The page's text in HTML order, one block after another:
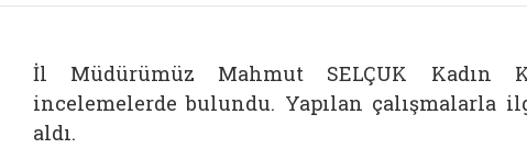
İl Müdürümüz Mahmut SELÇUK Kadın
incelemelerde bulundu. Yapılan
aldı.